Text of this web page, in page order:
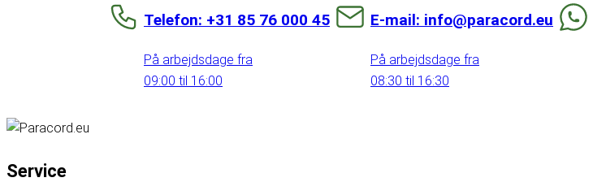
Telefon: +31 85 76 000 45
På arbejdsdage fra
09:00 til 16:00
E-mail: info@paracord.eu
På arbejdsdage fra
08:30 til 16:30
Service